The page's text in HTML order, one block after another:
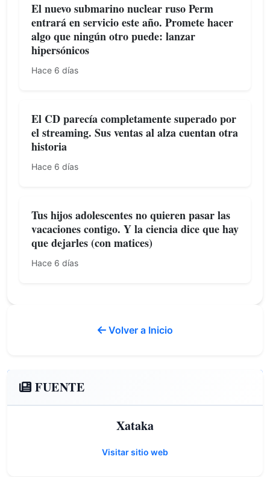
El nuevo submarino nuclear ruso Perm
entrará en servicio este año. Promete hacer
algo que ningún otro puede: lanzar
hipersónicos
Hace 6 días
El CD parecía completamente superado por
el streaming. Sus ventas al alza cuentan otra
historia
Hace 6 días
Tus hijos adolescentes no quieren pasar las
vacaciones contigo. Y la ciencia dice que hay
que dejarles (con matices)
Hace 6 días
Volver a Inicio
FUENTE
Xataka
Visitar sitio web